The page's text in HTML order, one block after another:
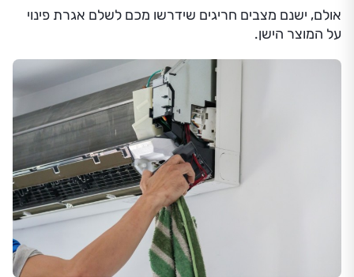
אולם, ישנם מצבים חריגים שידרשו מכם לשלם אגרת פינוי
על המוצר הישן.